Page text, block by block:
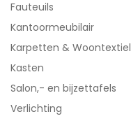
Fauteuils
Kantoormeubilair
Karpetten & Woontextiel
Kasten
Salon,- en bijzettafels
Verlichting